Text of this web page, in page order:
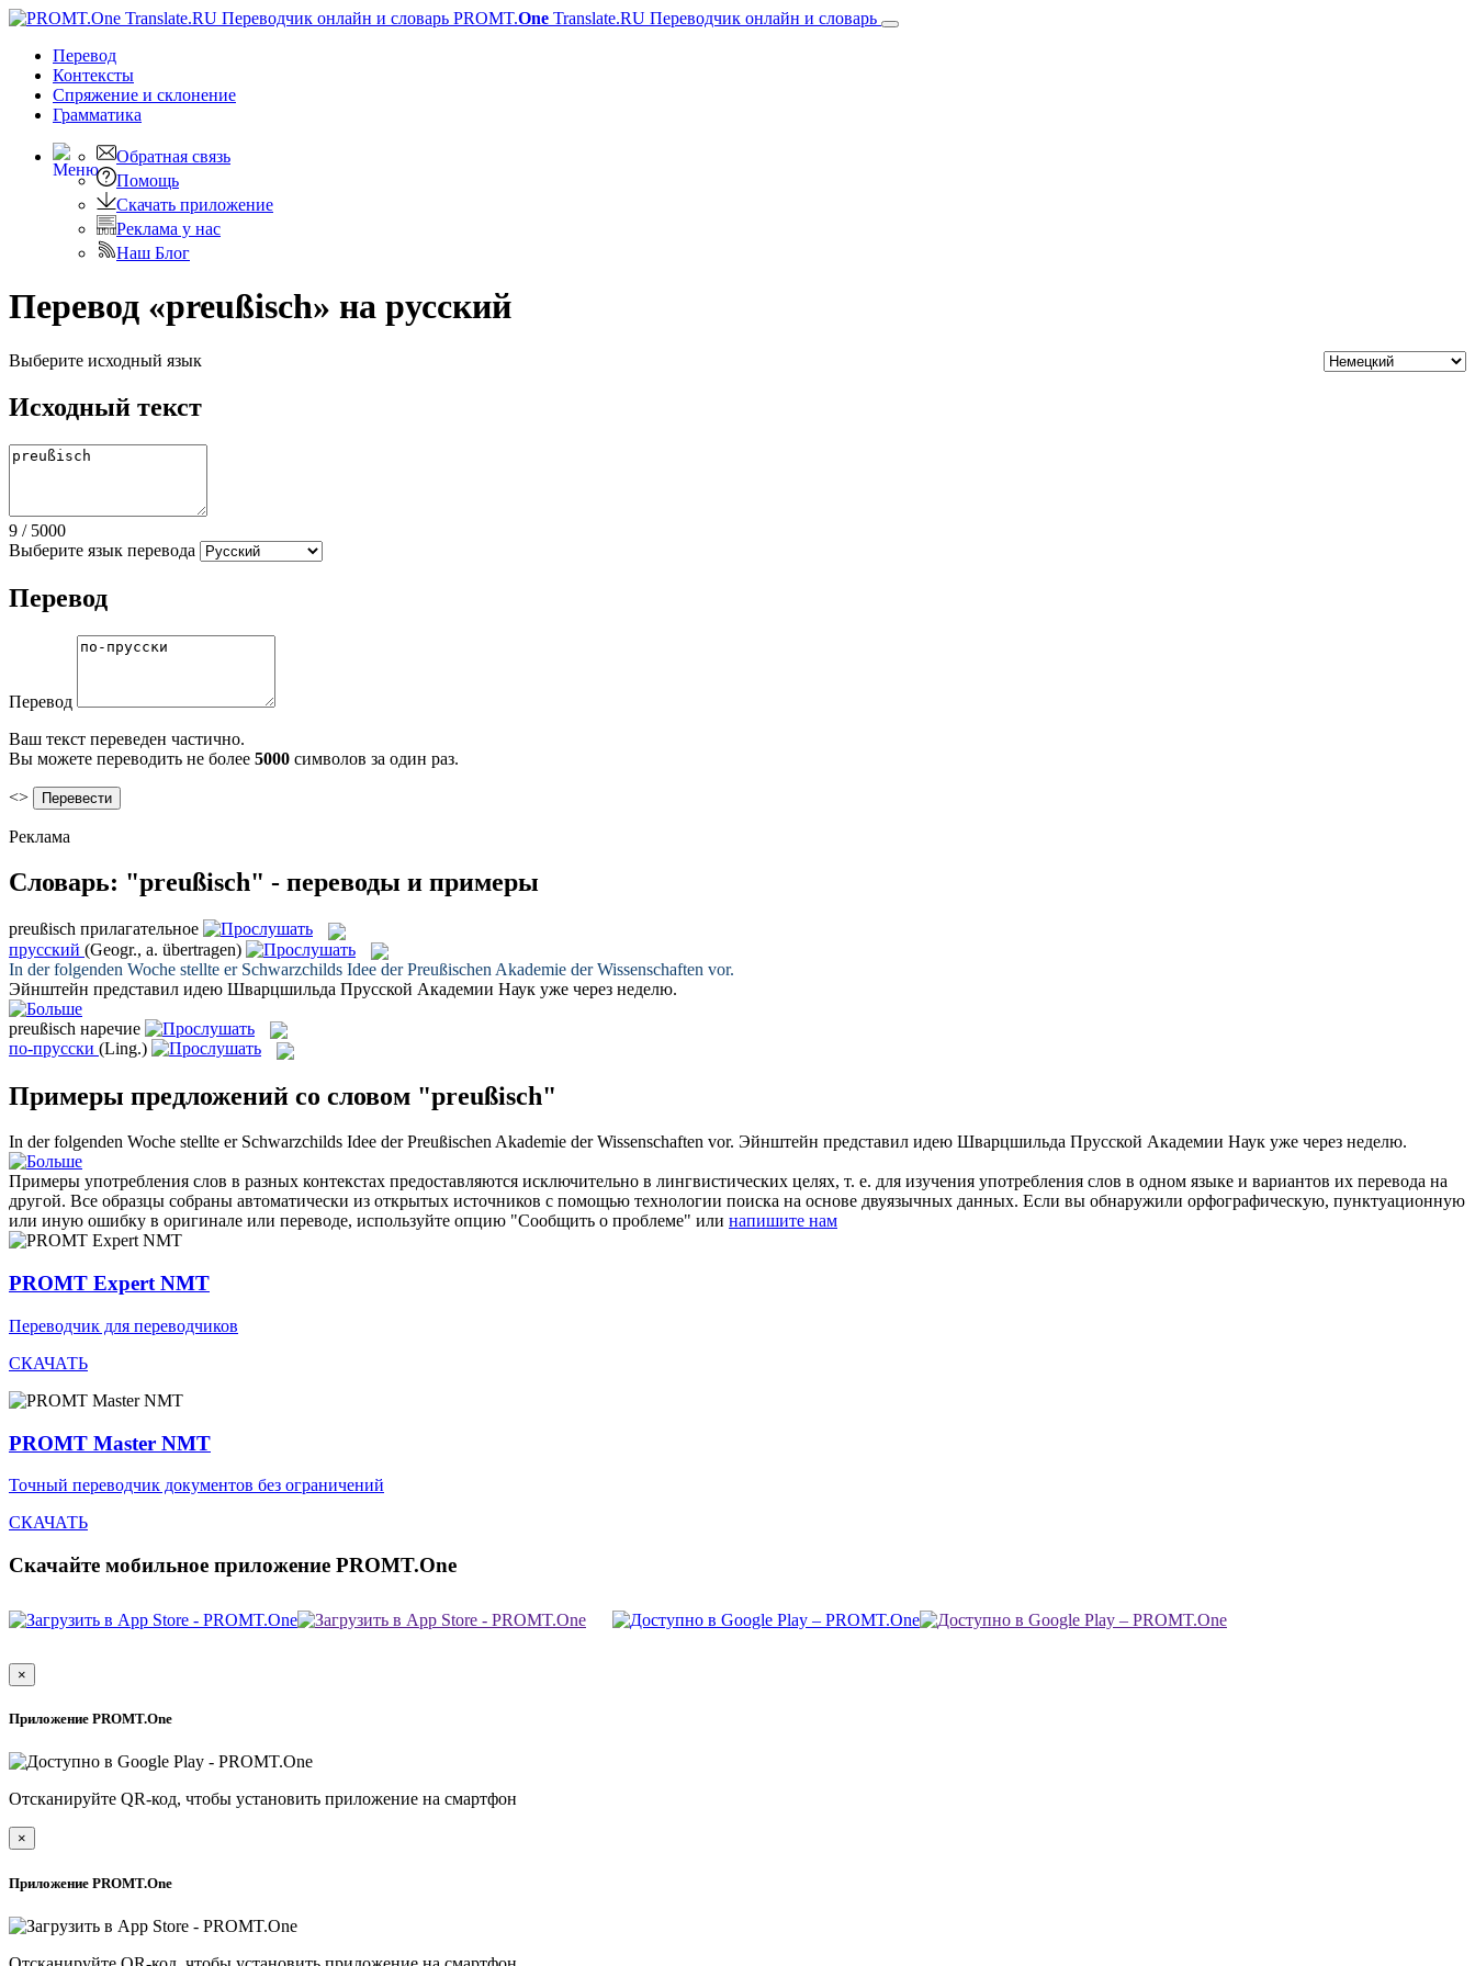
PROMT.One Translate.RU Переводчик онлайн и словарь
Перевод
Контексты
Спряжение и склонение
Грамматика
Обратная связь
Помощь
Скачать приложение
Реклама у нас
Наш Блог
Перевод «preußisch» на русский
Выберите исходный язык
Исходный текст
9 / 5000
Выберите язык перевода
Перевод
Перевод
Ваш текст переведен частично.
Вы можете переводить не более 5000 символов за один раз.
<>
Реклама
Словарь: "preußisch" - переводы и примеры
preußisch прилагательное
прусский (Geogr., a. übertragen)
In der folgenden Woche stellte er Schwarzchilds Idee derPreußischen Akademie der Wissenschaften vor.
Эйнштейн представил идею Шварцшильда Прусской Академии Наук уже через неделю.
preußisch наречие
по-прусски (Ling.)
Примеры предложений со словом "preußisch"
In der folgenden Woche stellte er Schwarzchilds Idee derPreußischenAkademie der Wissenschaften vor. Эйнштейн представил идею Шварцшильда Прусской Академии Наук уже через неделю.
Примеры употребления слов в разных контекстах предоставляются исключительно в лингвистических целях, т. е. для изучения употребления слов в одном языке и вариантов их перевода на
другой. Все образцы собраны автоматически из открытых источников с помощью технологии поиска на основе двуязычных данных. Если вы обнаружили орфографическую, пунктуационную
или иную ошибку в оригинале или переводе, используйте опцию "Сообщить о проблеме" или напишите нам
PROMT Expert NMT
Переводчик для переводчиков
СКАЧАТЬ
PROMT Master NMT
Точный переводчик документов без ограничений
СКАЧАТЬ
Скачайте мобильное приложение PROMT.One
×
Приложение PROMT.One
Отсканируйте QR-код, чтобы установить приложение на смартфон
×
Приложение PROMT.One